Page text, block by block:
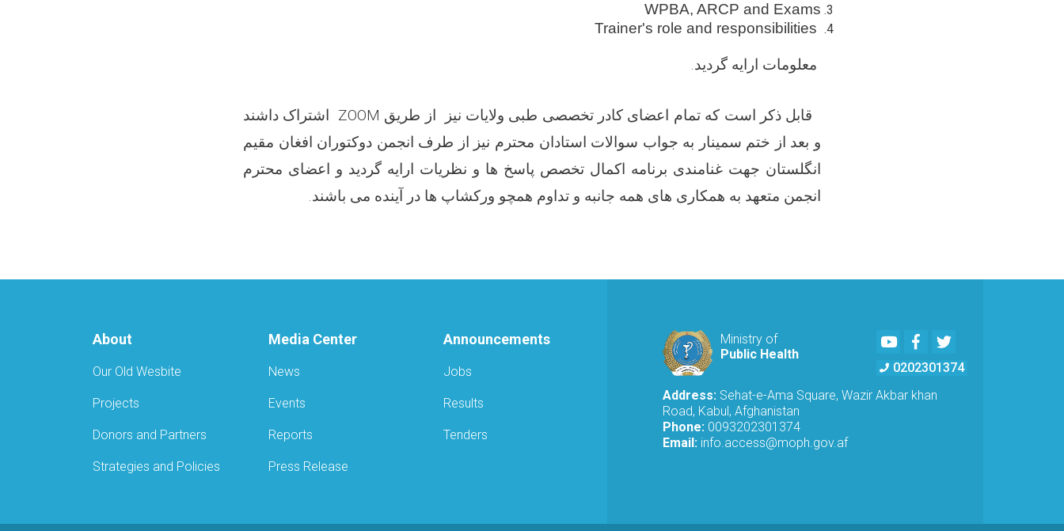
WPBA, ARCP and Exams
Trainer's role and responsibilities
معلومات ارایه گردید.
قابل ذکر است که تمام اعضای کادر تخصصی طبی ولایات نیز از طریق ZOOM اشتراک داشند
و بعد از ختم سمینار به جواب سوالات استادان محترم نیز از طرف انجمن دوکتوران افغان مقیم
انگلستان جهت غنامندی برنامه اکمال تخصص پاسخ ها و نظریات ارایه گردید و اعضای محترم
انجمن متعهد به همکاری های همه جانبه و تداوم همچو ورکشاپ ها در آینده می باشند.
About
Our Old Wesbite
Projects
Donors and Partners
Strategies and Policies
Media Center
News
Events
Reports
Press Release
Announcements
Jobs
Results
Tenders
Ministry of
Public Health
YoutubeFacebook
Twitter
0202301374
Address: Sehat-e-Ama Square, Wazir Akbar khan
Road, Kabul, Afghanistan
Phone: 0093202301374
Email: info.access@moph.gov.af